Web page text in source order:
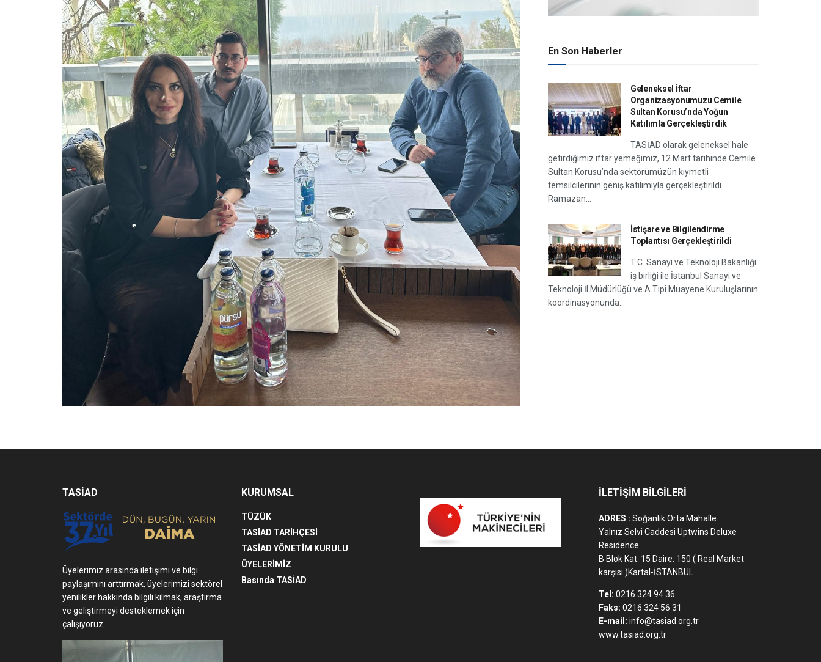
En Son Haberler
Geleneksel İftar
Organizasyonumuzu Cemile
Sultan Korusu’nda Yoğun
Katılımla Gerçekleştirdik
TASİAD olarak geleneksel hale
getirdiğimiz iftar yemeğimiz, 12 Mart tarihinde Cemile
Sultan Korusu’nda sektörümüzün kıymetli
temsilcilerinin geniş katılımıyla gerçekleştirildi.
Ramazan...
İstişare ve Bilgilendirme
Toplantısı Gerçekleştirildi
T.C. Sanayi ve Teknoloji Bakanlığı
iş birliği ile İstanbul Sanayi ve
Teknoloji İl Müdürlüğü ve A Tipi Muayene Kuruluşlarının
koordinasyonunda...
TASİAD
Üyelerimiz arasında iletişimi ve bilgi
paylaşımını arttırmak, üyelerimizi sektörel
yenilikler hakkında bilgili kılmak, araştırma
ve geliştirmeyi desteklemek için
çalışıyoruz
KURUMSAL
TÜZÜK
TASİAD TARİHÇESİ
TASİAD YÖNETİM KURULU
ÜYELERİMİZ
Basında TASİAD
İLETİŞİM BİLGİLERİ
ADRES : Soğanlık Orta Mahalle
Yalnız Selvi Caddesi Uptwins Deluxe
Residence
B Blok Kat: 15 Daire: 150 ( Real Market
karşısı )Kartal-İSTANBUL
Tel: 0216 324 94 36
Faks: 0216 324 56 31
E-mail: info@tasiad.org.tr
www.tasiad.org.tr